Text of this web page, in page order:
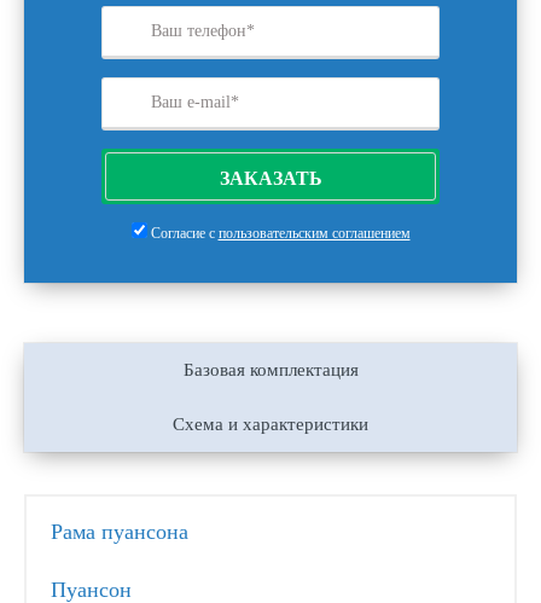
ЗАКАЗАТЬ
Согласие с пользовательским соглашением
Базовая комплектация
Схема и характеристики
Рама пуансона
Пуансон